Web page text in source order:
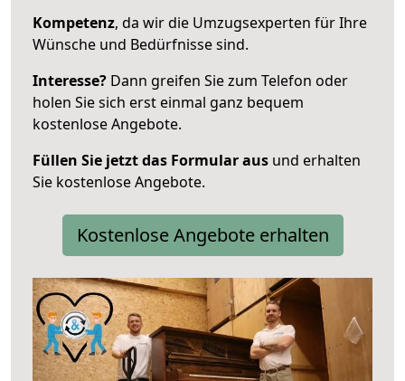
Kompetenz, da wir die Umzugsexperten für Ihre
Wünsche und Bedürfnisse sind.
Interesse? Dann greifen Sie zum Telefon oder
holen Sie sich erst einmal ganz bequem
kostenlose Angebote.
Füllen Sie jetzt das Formular aus und erhalten
Sie kostenlose Angebote.
Kostenlose Angebote erhalten